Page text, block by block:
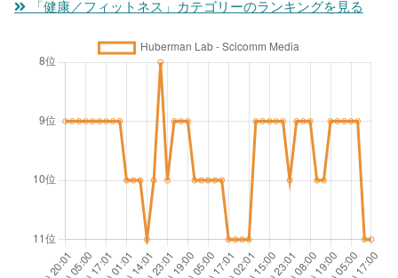
「健康／フィットネス」カテゴリーのランキングを見る